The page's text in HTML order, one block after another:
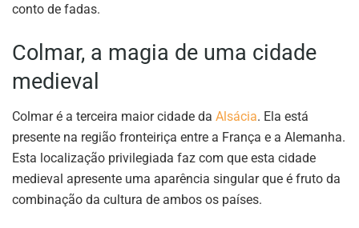
conto de fadas.
Colmar, a magia de uma cidade
medieval
Colmar é a terceira maior cidade da Alsácia. Ela está
presente na região fronteiriça entre a França e a Alemanha.
Esta localização privilegiada faz com que esta cidade
medieval apresente uma aparência singular que é fruto da
combinação da cultura de ambos os países.